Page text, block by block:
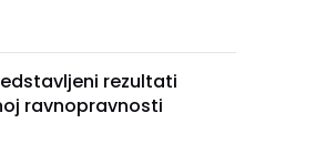
rezultati
ravnopravnosti